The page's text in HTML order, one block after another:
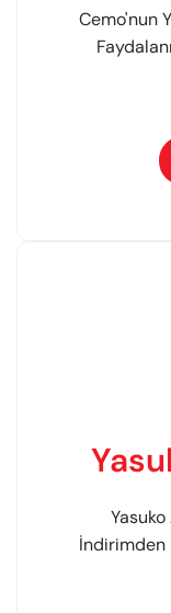
Cemo'nun
İndirimden